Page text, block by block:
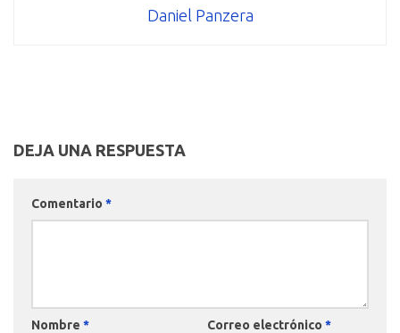
Daniel Panzera
DEJA UNA RESPUESTA
Comentario *
Nombre * Correo electrónico *